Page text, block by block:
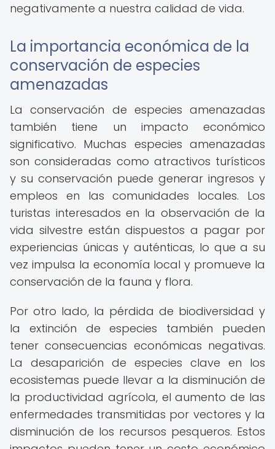
negativamente a nuestra calidad de vida.
La importancia económica de la
conservación de especies
amenazadas
La conservación de especies amenazadas
también tiene un impacto económico
significativo. Muchas especies amenazadas
son consideradas como atractivos turísticos
y su conservación puede generar ingresos y
empleos en las comunidades locales. Los
turistas interesados en la observación de la
vida silvestre están dispuestos a pagar por
experiencias únicas y auténticas, lo que a su
vez impulsa la economía local y promueve la
conservación de la fauna y flora.
Por otro lado, la pérdida de biodiversidad y
la extinción de especies también pueden
tener consecuencias económicas negativas.
La desaparición de especies clave en los
ecosistemas puede llevar a la disminución de
la productividad agrícola, el aumento de las
enfermedades transmitidas por vectores y la
disminución de los recursos pesqueros. Estos